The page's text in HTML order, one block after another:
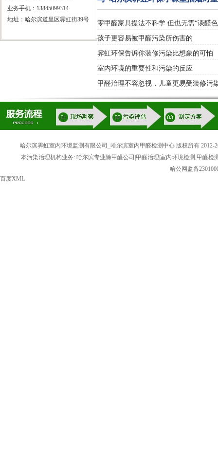
业务手机：13845099314
地址：哈尔滨道里区霁虹街39号
零甲醛家具提法不科学 但也无需“谈醛
孩子更容易被甲醛污染所伤害的
霁虹环保告诉你装修污染比想象的可怕
室内环境的重要性和污染的反应
甲醛治理不容忽视，儿童更易受装修污
哈尔滨霁虹室内环境监测有限公司_哈尔滨室内甲醛检测中心 版权所有 2012-
本污染治理机构业务: 哈尔滨专业除甲醛公司|甲醛治理|室内环境检测,甲醛
哈公网监备
百度XML